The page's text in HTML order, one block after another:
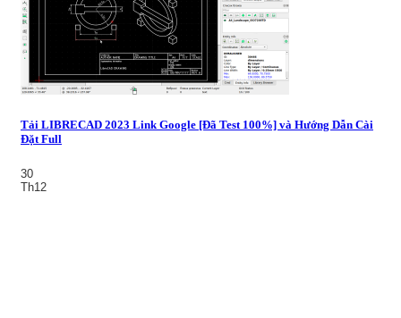
Tải LIBRECAD 2023 Link Google [Đã Test 100%] và Hướng Dẫn Cài
Đặt Full
30
Th12